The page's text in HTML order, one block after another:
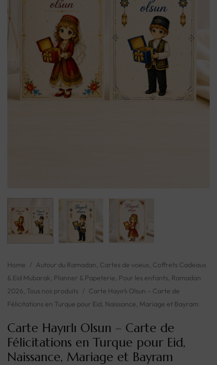
Home / Autour du Ramadan, Cartes de voeux, Coffrets Cadeaux
& Eid Mubarak, Planner & Papeterie, Pour les enfants, Ramadan
2026, Tous nos produits / Carte Hayırlı Olsun – Carte de
Félicitations en Turque pour Eid, Naissance, Mariage et Bayram
Carte Hayırlı Olsun – Carte de
Félicitations en Turque pour Eid,
Naissance, Mariage et Bayram